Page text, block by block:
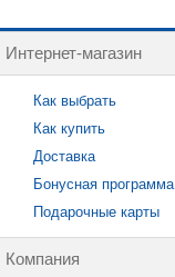
Интернет-магазин
Как выбрать
Как купить
Доставка
Бонусная программа
Подарочные карты
Компания